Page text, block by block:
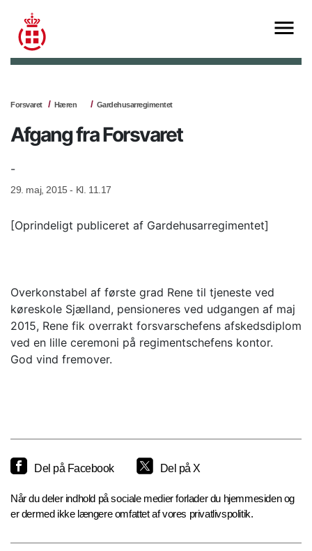
Forsvaret Hæren Gardehusarregimentet
Afgang fra Forsvaret
-
29. maj, 2015 - Kl. 11.17
[Oprindeligt publiceret af Gardehusarregimentet]
Overkonstabel af første grad Rene til tjeneste ved
køreskole Sjælland, pensioneres ved udgangen af maj
2015, Rene fik overrakt forsvarschefens afskedsdiplom
ved en lille ceremoni på regimentschefens kontor.
God vind fremover.
Del på Facebook Del på X
Når du deler indhold på sociale medier forlader du hjemmesiden og
er dermed ikke længere omfattet af vores privatlivspolitik.